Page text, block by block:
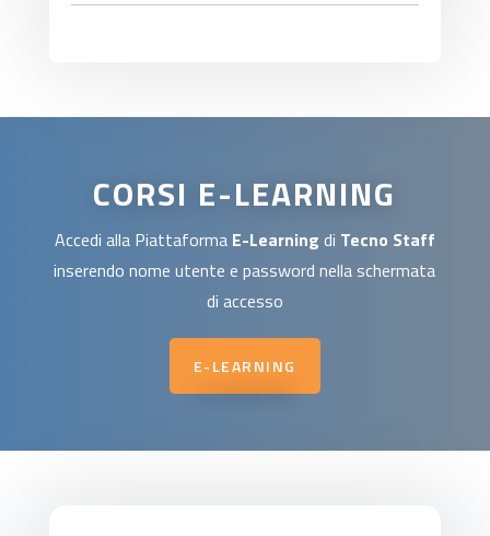
CORSI E-LEARNING
Accedi alla Piattaforma E-Learning di Tecno Staff
inserendo nome utente e password nella schermata
di accesso
E-LEARNING